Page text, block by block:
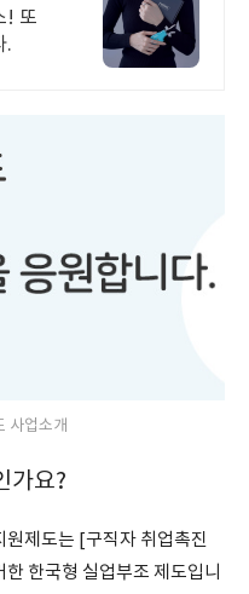
! 또
.
사업소개
가요?
제도는 [구직자 취업촉진
한국형 실업부조 제도입니